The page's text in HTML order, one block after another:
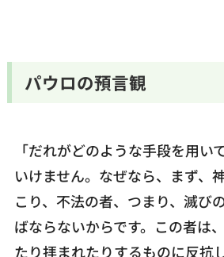
パウロの預言観
「だれがどのような手段を用い
いけません。なぜなら、まず、
こり、不法の者、つまり、滅び
ばならないからです。この者は
たり拝まれたりするものに反抗